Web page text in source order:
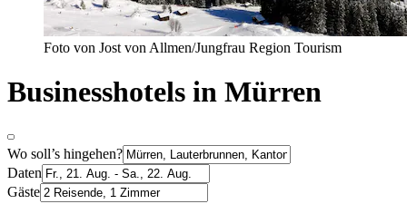
Foto von Jost von Allmen/Jungfrau Region Tourism
Businesshotels in Mürren
Wo soll’s hingehen?
Daten
Gäste